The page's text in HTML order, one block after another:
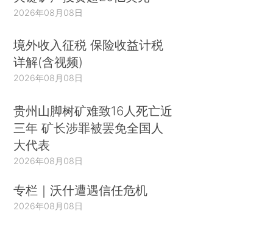
2026年08月08日
境外收入征税 保险收益计税
详解(含视频)
2026年08月08日
贵州山脚树矿难致16人死亡近
三年 矿长涉罪被罢免全国人
大代表
2026年08月08日
专栏｜沃什遭遇信任危机
2026年08月08日